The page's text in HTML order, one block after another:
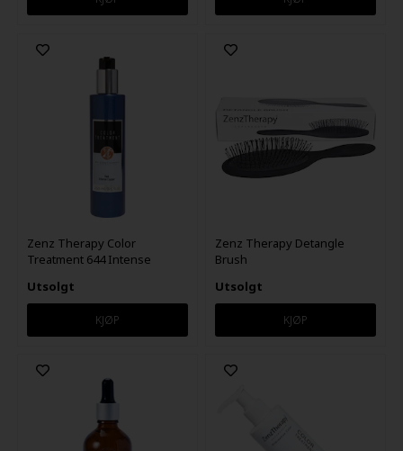
Zenz Therapy Color
Treatment 644 Intense
Utsolgt
Zenz Therapy Detangle
Brush
Utsolgt